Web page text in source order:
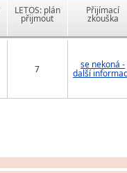
LETOS: plán
přijmout
Přijímací
zkouška
7 se nekoná -
další